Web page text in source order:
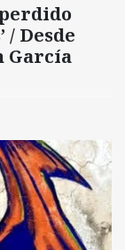
/ Desde
García